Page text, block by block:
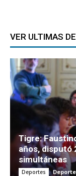
VER ULTIMAS
Tigre:
años, disputó
simultáneas
Deportes